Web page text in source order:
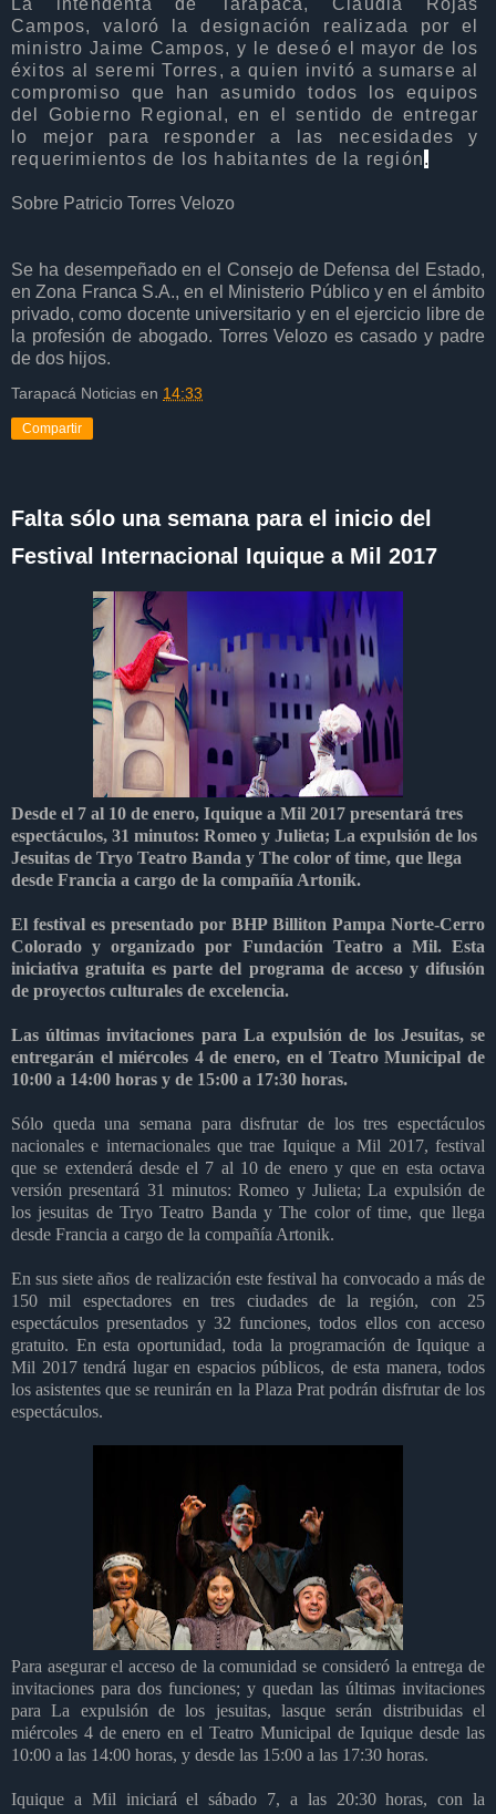
Campos, valoró la designación realizada por el
ministro Jaime Campos, y le deseó el mayor de los
éxitos al seremi Torres, a quien invitó a sumarse al
compromiso que han asumido todos los equipos
del Gobierno Regional, en el sentido de entregar
lo mejor para responder a las necesidades y
requerimientos de los habitantes de la región.
Sobre Patricio Torres Velozo
Se ha desempeñado en el Consejo de Defensa del Estado,
en Zona Franca S.A., en el Ministerio Público y en el ámbito
privado, como docente universitario y en el ejercicio libre de
la profesión de abogado. Torres Velozo es casado y padre
de dos hijos.
Tarapacá Noticias en 14:33
Compartir
Falta sólo una semana para el inicio del
Festival Internacional Iquique a Mil 2017
Desde el 7 al 10 de enero, Iquique a Mil 2017 presentará tres
espectáculos, 31 minutos: Romeo y Julieta; La expulsión de los
Jesuitas de Tryo Teatro Banda y The color of time, que llega
desde Francia a cargo de la compañía Artonik.
El festival es presentado por BHP Billiton Pampa Norte-Cerro
Colorado y organizado por Fundación Teatro a Mil. Esta
iniciativa gratuita es parte del programa de acceso y difusión
de proyectos culturales de excelencia.
Las últimas invitaciones para La expulsión de los Jesuitas, se
entregarán el miércoles 4 de enero, en el Teatro Municipal de
10:00 a 14:00 horas y de 15:00 a 17:30 horas.
Sólo queda una semana para disfrutar de los tres espectáculos
nacionales e internacionales que trae Iquique a Mil 2017, festival
que se extenderá desde el 7 al 10 de enero y que en esta octava
versión presentará 31 minutos: Romeo y Julieta; La expulsión de
los jesuitas de Tryo Teatro Banda y The color of time, que llega
desde Francia a cargo de la compañía Artonik.
En sus siete años de realización este festival ha convocado a más de
150 mil espectadores en tres ciudades de la región, con 25
espectáculos presentados y 32 funciones, todos ellos con acceso
gratuito. En esta oportunidad, toda la programación de Iquique a
Mil 2017 tendrá lugar en espacios públicos, de esta manera, todos
los asistentes que se reunirán en la Plaza Prat podrán disfrutar de los
espectáculos.
Para asegurar el acceso de la comunidad se consideró la entrega de
invitaciones para dos funciones; y quedan las últimas invitaciones
para La expulsión de los jesuitas, lasque serán distribuidas el
miércoles 4 de enero en el Teatro Municipal de Iquique desde las
10:00 a las 14:00 horas, y desde las 15:00 a las 17:30 horas.
Iquique a Mil iniciará el sábado 7, a las 20:30 horas, con la